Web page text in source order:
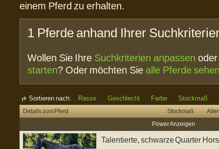
einem Pferd zu erhalten.
1 Pferde anhand Ihrer
Wollen Sie Ihre Suchkriterien anpassen
starten? Oder möchten Sie alle Pferde
Sortieren nach: Rasse Geschlecht Farbe Stockmaß
Details zum Pferd Stockmaß
Alter
Power Anzeigen
Talentierte, schwarze Quarter